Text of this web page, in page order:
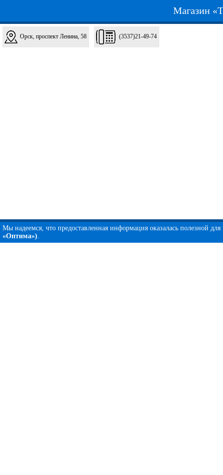
Магазин
Орск, проспект Ленина, 58 (3537)21-49-74
Мы надеемся, что предоставленная информация оказалась полезной
«Оптима»).